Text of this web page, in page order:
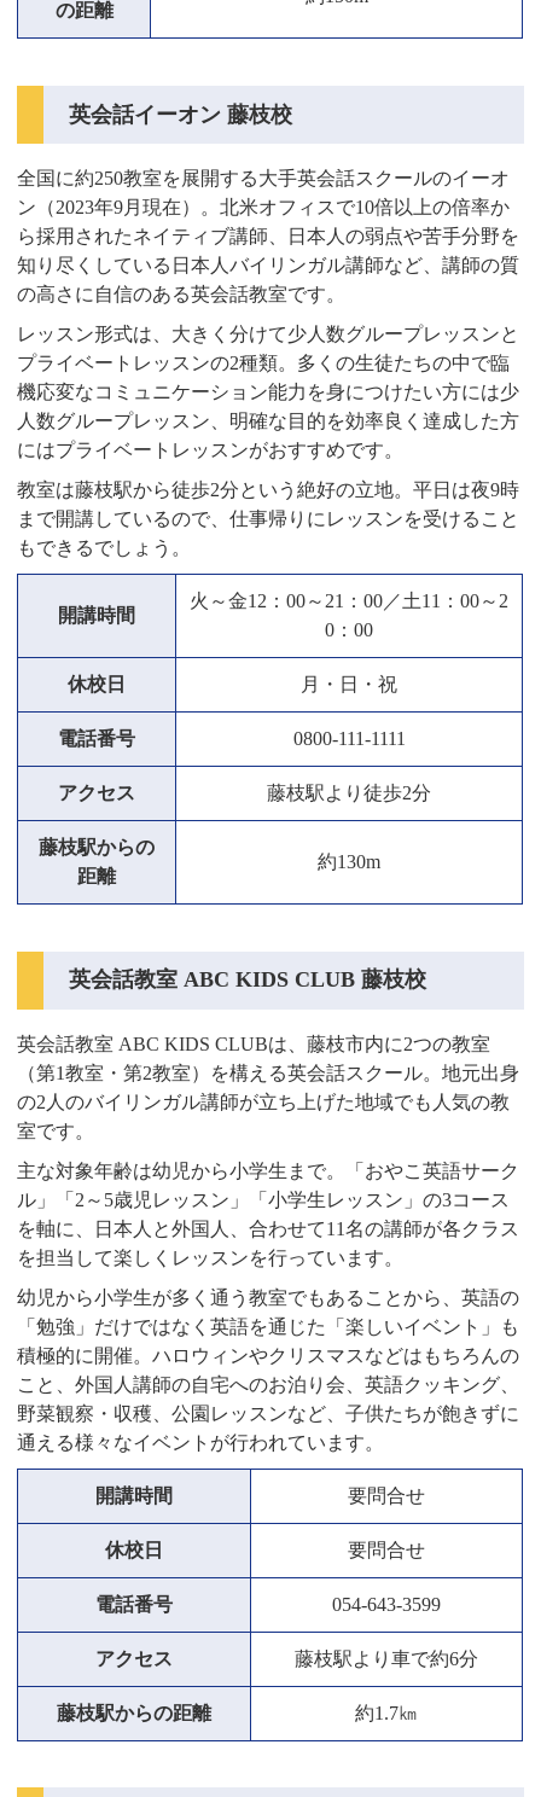
の距離
英会話イーオン 藤枝校
全国に約250教室を展開する大手英会話スクールのイーオ
ン（2023年9月現在）。北米オフィスで10倍以上の倍率か
ら採用されたネイティブ講師、日本人の弱点や苦手分野を
知り尽くしている日本人バイリンガル講師など、講師の質
の高さに自信のある英会話教室です。
レッスン形式は、大きく分けて少人数グループレッスンと
プライベートレッスンの2種類。多くの生徒たちの中で臨
機応変なコミュニケーション能力を身につけたい方には少
人数グループレッスン、明確な目的を効率良く達成した方
にはプライベートレッスンがおすすめです。
教室は藤枝駅から徒歩2分という絶好の立地。平日は夜9時
まで開講しているので、仕事帰りにレッスンを受けること
もできるでしょう。
開講時間
火～金12：00～21：00／土11：00～2
0：00
休校日 月・日・祝
電話番号 0800-111-1111
アクセス 藤枝駅より徒歩2分
藤枝駅からの
距離
約130m
英会話教室 ABC KIDS CLUB 藤枝校
英会話教室 ABC KIDS CLUBは、藤枝市内に2つの教室
（第1教室・第2教室）を構える英会話スクール。地元出身
の2人のバイリンガル講師が立ち上げた地域でも人気の教
室です。
主な対象年齢は幼児から小学生まで。「おやこ英語サーク
ル」「2～5歳児レッスン」「小学生レッスン」の3コース
を軸に、日本人と外国人、合わせて11名の講師が各クラス
を担当して楽しくレッスンを行っています。
幼児から小学生が多く通う教室でもあることから、英語の
「勉強」だけではなく英語を通じた「楽しいイベント」も
積極的に開催。ハロウィンやクリスマスなどはもちろんの
こと、外国人講師の自宅へのお泊り会、英語クッキング、
野菜観察・収穫、公園レッスンなど、子供たちが飽きずに
通える様々なイベントが行われています。
開講時間 要問合せ
休校日 要問合せ
電話番号 054-643-3599
アクセス 藤枝駅より車で約6分
藤枝駅からの距離 約1.7㎞